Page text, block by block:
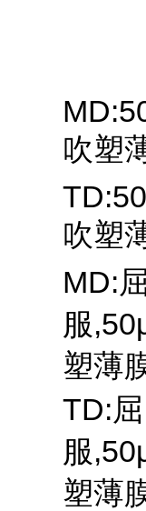
吹塑
吹塑
MD:
服
塑薄
TD:屈
服
塑薄